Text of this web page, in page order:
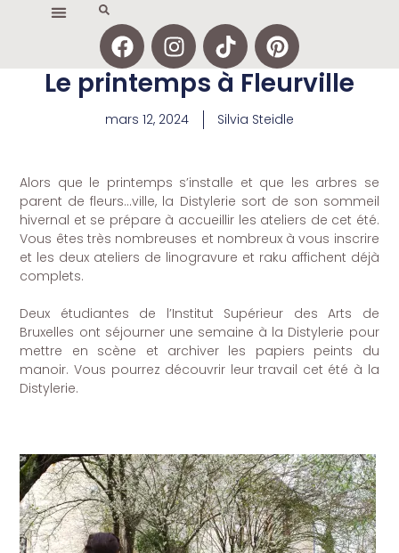
Le printemps à Fleurville
mars 12, 2024 Silvia Steidle
Alors que le printemps s’installe et que les arbres se
parent de fleurs…ville, la Distylerie sort de son sommeil
hivernal et se prépare à accueillir les ateliers de cet été.
Vous êtes très nombreuses et nombreux à vous inscrire
et les deux ateliers de linogravure et raku affichent déjà
complets.
Deux étudiantes de l’Institut Supérieur des Arts de
Bruxelles ont séjourner une semaine à la Distylerie pour
mettre en scène et archiver les papiers peints du
manoir. Vous pourrez découvrir leur travail cet été à la
Distylerie.